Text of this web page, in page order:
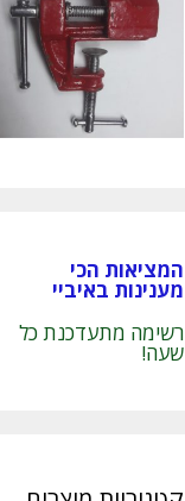
המציאות הכי
מענינות באיביי
רשימה מתעדכנת כל
שעה!